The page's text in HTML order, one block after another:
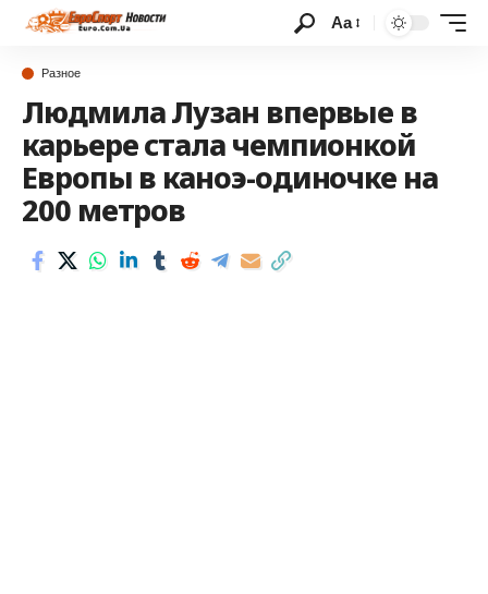
Аа
Разное
Людмила Лузан впервые в
карьере стала чемпионкой
Европы в каноэ-одиночке на
200 метров